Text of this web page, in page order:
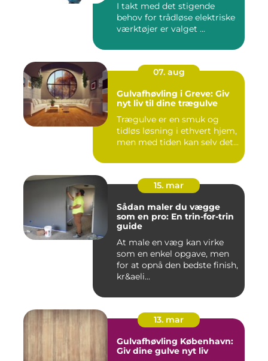
I takt med det stigende
behov for trådløse elektriske
værktøjer er valget ...
07. aug
Gulvafhøvling i Greve: Giv
nyt liv til dine trægulve
Trægulve er en smuk og
tidløs løsning i ethvert hjem,
men med tiden kan selv det...
15. mar
Sådan maler du vægge
som en pro: En trin-for-trin
guide
At male en væg kan virke
som en enkel opgave, men
for at opnå den bedste finish,
kr&aeli...
13. mar
Gulvafhøvling København:
Giv dine gulve nyt liv